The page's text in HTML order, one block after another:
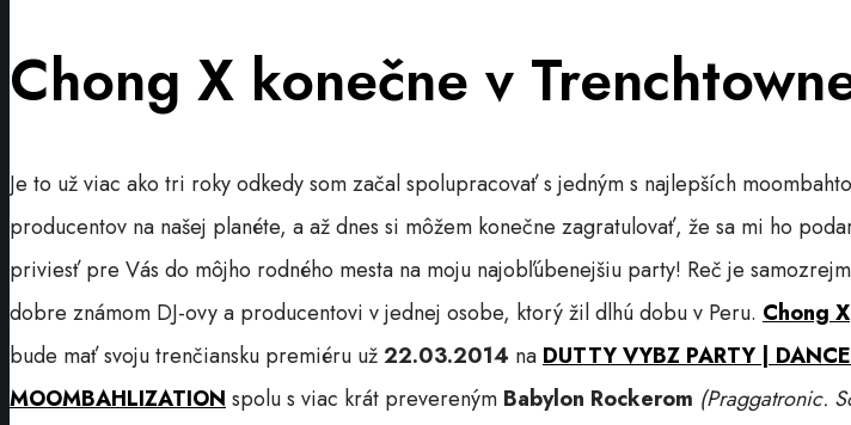
Chong X konečne v
Je to už viac ako tri roky odkedy som začal spolupracovať s jedným s najlepších
producentov na našej planéte, a až dnes si môžem konečne zagratulovať, že sa mi ho
priviesť pre Vás do môjho rodného mesta na moju najobľúbenejšiu party! Reč je
dobre známom DJ-ovy a producentovi v jednej osobe, ktorý žil dlhú dobu v Peru. Chong X
bude mať svoju trenčiansku premiéru už22.03.2014 na DUTTY VYBZ PARTY |
MOOMBAHLIZATION spolu s viac krát prevereným Babylon Rockerom (Praggatronic.